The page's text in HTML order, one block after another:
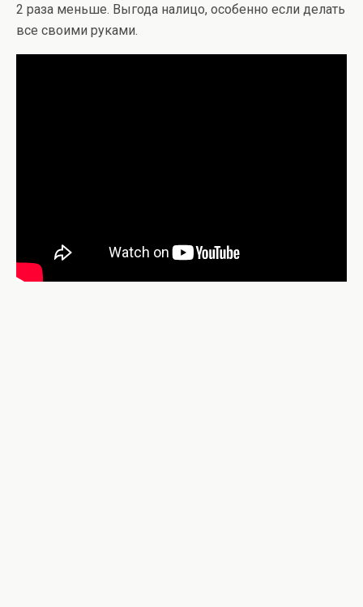
2 раза меньше. Выгода налицо, особенно если делать
все своими руками.